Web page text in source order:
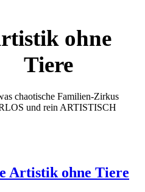
ohne
Tiere
chaotische Familien-Zirkus
und rein ARTISTISCH
Artistik ohne Tiere